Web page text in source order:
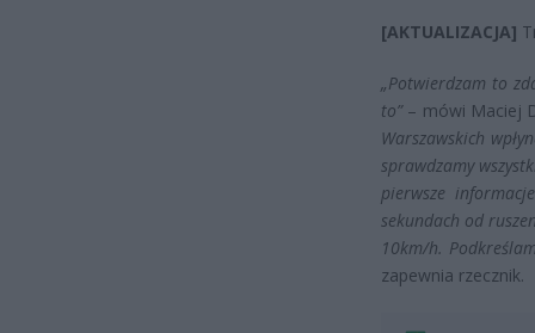
[AKTUALIZACJA]
„Potwierdzam to
to”– mówi Maciej
Warszawskich
sprawdzamy
pierwsze
sekundach od
10km/h.
zapewnia rzecznik.